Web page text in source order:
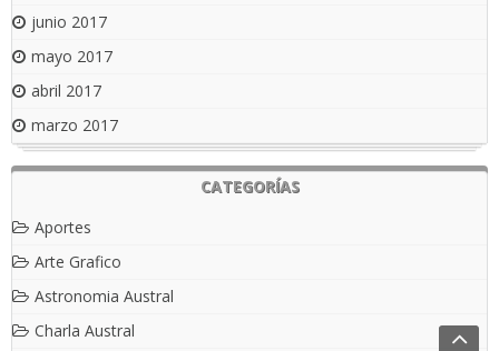
junio 2017
mayo 2017
abril 2017
marzo 2017
CATEGORÍAS
Aportes
Arte Grafico
Astronomia Austral
Charla Austral